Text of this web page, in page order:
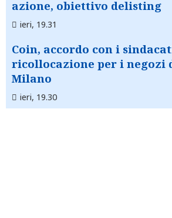
azione, obiettivo delisting
ieri, 19.31
Coin, accordo con i
ricollocazione per i negozi
Milano
ieri, 19.30